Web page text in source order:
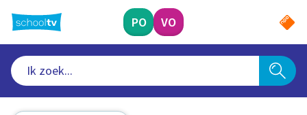
naar
hoofdinhoud
PO VO